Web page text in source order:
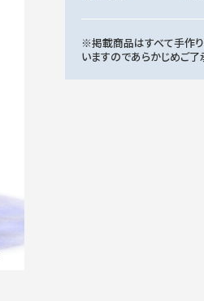
※掲載商品はすべて手作り
いますのであらかじめご了